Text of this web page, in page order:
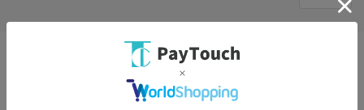
※クーポンプレゼントキャンペーンは対象外になります
※メーカーキャンペーン特典等はロットにより添付がない場合が
タイプ： 据え置き/携帯ゲーム機